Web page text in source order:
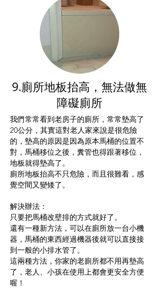
9.廁所地板抬高，無法做無
障礙廁所
我們常常看到老房子的廁所，常常墊高了
20公分，其實這對老人家來說是很危險
的，墊高的原因是因為原本馬桶的位置不
對，馬桶移位之後，糞管也得跟著移位，
地板就得墊高了。
廁所地板抬高不只危險，而且很難看，感
覺空間又變矮了。
解決辦法：
只要把馬桶改壁排的方式就好了。
還有一種新方法，可以在廁所放一台小機
器，馬桶的東西經過機器後就可以直接接
到一般的小排水管了。
這兩種方法，你家的老廁所都不用再墊高
了，老人、小孩在使用上都會更安全方便
喔！